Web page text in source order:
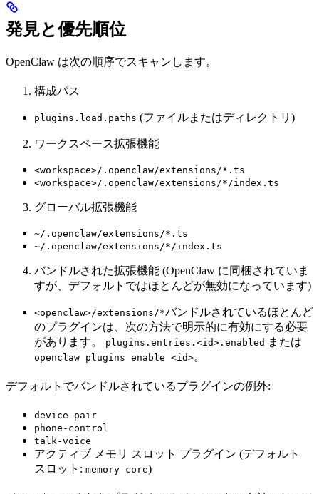
発見と優先順位
OpenClaw は次の順序でスキャンします。
構成パス
plugins.load.paths (ファイルまたはディレクトリ)
ワークスペース拡張機能
<workspace>/.openclaw/extensions/*.ts
<workspace>/.openclaw/extensions/*/index.ts
グローバル拡張機能
~/.openclaw/extensions/*.ts
~/.openclaw/extensions/*/index.ts
バンドルされた拡張機能 (OpenClaw に同梱されていま
すが、デフォルトではほとんどが無効になっています)
<openclaw>/extensions/*バンドルされているほとんど
のプラグインは、次の方法で明示的に有効にする必要
があります。
plugins.entries.<id>.enabled または
openclaw plugins enable <id>。
デフォルトでバンドルされているプラグインの例外:
device-pair
phone-control
talk-voice
アクティブ メモリ スロット プラグイン (デフォルト
スロット: memory-core)